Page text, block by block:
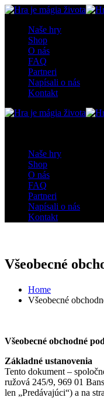
Naše hry
Shop
O nás
FAQ
Partneri
Napísali o nás
Kontakt
Naše hry
Shop
O nás
FAQ
Partneri
Napísali o nás
Kontakt
Všeobecné
Home
Všeobecné
Všeobecné obchodné
Základné ustanovenia
Tento dokument –
ružová 245/9, 969 01
len „Predávajúci“) a na